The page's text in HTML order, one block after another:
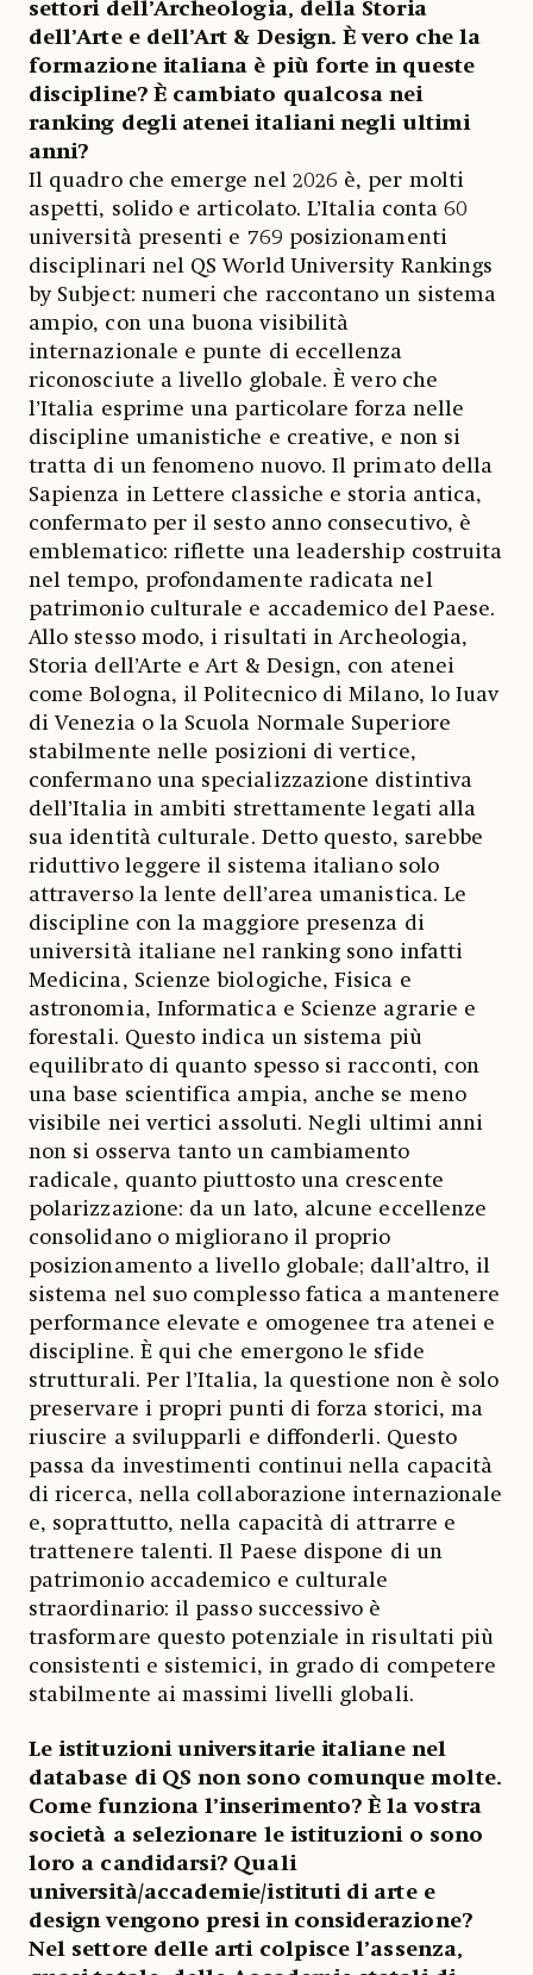
settori dell’Archeologia, della Storia
dell’Arte e dell’Art & Design. È vero che la
formazione italiana è più forte in queste
discipline? È cambiato qualcosa nei
ranking degli atenei italiani negli ultimi
anni?
Il quadro che emerge nel 2026 è, per molti
aspetti, solido e articolato. L’Italia conta 60
università presenti e 769 posizionamenti
disciplinari nel QS World University Rankings
by Subject: numeri che raccontano un sistema
ampio, con una buona visibilità
internazionale e punte di eccellenza
riconosciute a livello globale. È vero che
l’Italia esprime una particolare forza nelle
discipline umanistiche e creative, e non si
tratta di un fenomeno nuovo. Il primato della
Sapienza in Lettere classiche e storia antica,
confermato per il sesto anno consecutivo, è
emblematico: riflette una leadership costruita
nel tempo, profondamente radicata nel
patrimonio culturale e accademico del Paese.
Allo stesso modo, i risultati in Archeologia,
Storia dell’Arte e Art & Design, con atenei
come Bologna, il Politecnico di Milano, lo Iuav
di Venezia o la Scuola Normale Superiore
stabilmente nelle posizioni di vertice,
confermano una specializzazione distintiva
dell’Italia in ambiti strettamente legati alla
sua identità culturale. Detto questo, sarebbe
riduttivo leggere il sistema italiano solo
attraverso la lente dell’area umanistica. Le
discipline con la maggiore presenza di
università italiane nel ranking sono infatti
Medicina, Scienze biologiche, Fisica e
astronomia, Informatica e Scienze agrarie e
forestali. Questo indica un sistema più
equilibrato di quanto spesso si racconti, con
una base scientifica ampia, anche se meno
visibile nei vertici assoluti. Negli ultimi anni
non si osserva tanto un cambiamento
radicale, quanto piuttosto una crescente
polarizzazione: da un lato, alcune eccellenze
consolidano o migliorano il proprio
posizionamento a livello globale; dall’altro, il
sistema nel suo complesso fatica a mantenere
performance elevate e omogenee tra atenei e
discipline. È qui che emergono le sfide
strutturali. Per l’Italia, la questione non è solo
preservare i propri punti di forza storici, ma
riuscire a svilupparli e diffonderli. Questo
passa da investimenti continui nella capacità
di ricerca, nella collaborazione internazionale
e, soprattutto, nella capacità di attrarre e
trattenere talenti. Il Paese dispone di un
patrimonio accademico e culturale
straordinario: il passo successivo è
trasformare questo potenziale in risultati più
consistenti e sistemici, in grado di competere
stabilmente ai massimi livelli globali.
Le istituzioni universitarie italiane nel
database di QS non sono comunque molte.
Come funziona l’inserimento? È la vostra
società a selezionare le istituzioni o sono
loro a candidarsi? Quali
università/accademie/istituti di arte e
design vengono presi in considerazione?
Nel settore delle arti colpisce l’assenza,